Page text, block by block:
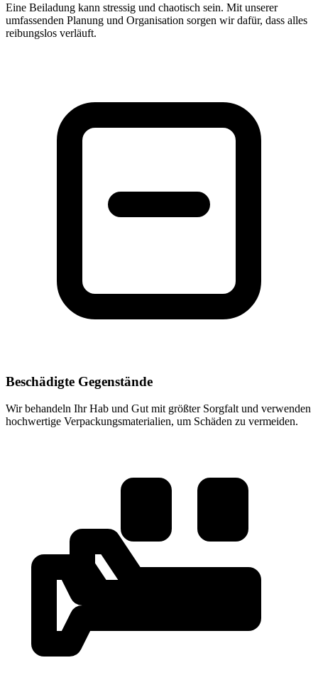
Eine Beiladung kann stressig und chaotisch sein. Mit unserer
umfassenden Planung und Organisation sorgen wir dafür, dass alles
reibungslos verläuft.
Beschädigte Gegenstände
Wir behandeln Ihr Hab und Gut mit größter Sorgfalt und verwenden
hochwertige Verpackungsmaterialien, um Schäden zu vermeiden.